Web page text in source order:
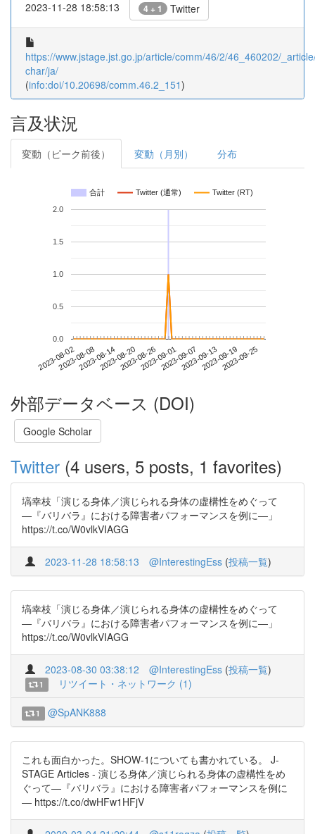
2023-11-28 18:58:13 4 + 1 Twitter
https://www.jstage.jst.go.jp/article/comm/46/2/46_460202/
char/ja/
(info:doi/10.20698/comm.46.2_151)
言及状況
変動（ピーク前後） 変動（月別） 分布
合計 Twitter (通常) Twitter (RT)
2023-08-022023-08-082023-08-142023-08-202023-08-262023-09-012023-09-072023-09-132023-09-192023-09-25
0.0
0.5
1.0
1.5
2.0
外部データベース (DOI)
Google Scholar
Twitter (4 users, 5 posts, 1 favorites)
塙幸枝「演じる身体／演じられる身体の虚構性をめぐって
―『バリバラ』における障害者パフォーマンスを例に―」
https://t.co/W0vlkVIAGG
2023-11-28 18:58:13 @InterestingEss (投稿一覧)
塙幸枝「演じる身体／演じられる身体の虚構性をめぐって
―『バリバラ』における障害者パフォーマンスを例に―」
https://t.co/W0vlkVIAGG
2023-08-30 03:38:12 @InterestingEss (投稿一覧)
1 リツイート・ネットワーク (1)
1 @SpANK888
これも面白かった。SHOW-1についても書かれている。 J-
STAGE Articles - 演じる身体／演じられる身体の虚構性をめ
ぐって―『バリバラ』における障害者パフォーマンスを例に
― https://t.co/dwHFw1HFjV